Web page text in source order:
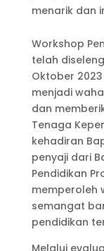
menarik dan
Workshop
telah
Oktober 2023
menjadi
dan
Tenaga
kehadiran
penyaji dari
Pendidikan
memperoleh
semangat
pendidikan
Melalui